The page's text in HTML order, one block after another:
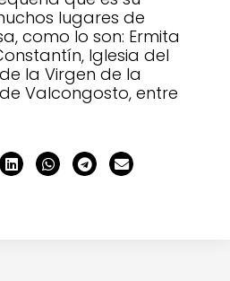
lugares de
como lo son: Ermita
Iglesia del
la Virgen de la
Valcongosto, entre